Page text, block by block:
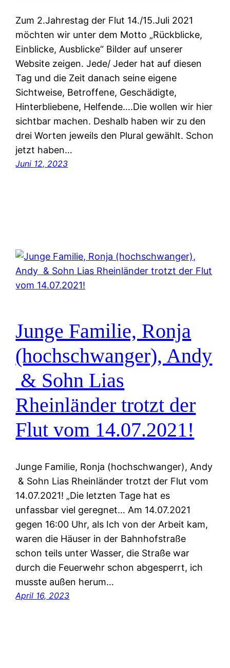
Zum 2.Jahrestag der Flut 14./15.Juli 2021
möchten wir unter dem Motto „Rückblicke,
Einblicke, Ausblicke“ Bilder auf unserer
Website zeigen. Jede/ Jeder hat auf diesen
Tag und die Zeit danach seine eigene
Sichtweise, Betroffene, Geschädigte,
Hinterbliebene, Helfende….Die wollen wir hier
sichtbar machen. Deshalb haben wir zu den
drei Worten jeweils den Plural gewählt. Schon
jetzt haben…
Juni 12, 2023
Junge Familie, Ronja
(hochschwanger), Andy
& Sohn Lias
Rheinländer trotzt der
Flut vom 14.07.2021!
Junge Familie, Ronja (hochschwanger), Andy
& Sohn Lias Rheinländer trotzt der Flut vom
14.07.2021! „Die letzten Tage hat es
unfassbar viel geregnet… Am 14.07.2021
gegen 16:00 Uhr, als Ich von der Arbeit kam,
waren die Häuser in der Bahnhofstraße
schon teils unter Wasser, die Straße war
durch die Feuerwehr schon abgesperrt, ich
musste außen herum…
April 16, 2023